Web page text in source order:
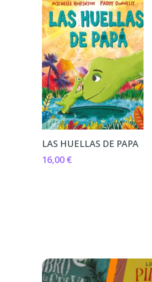
LAS HUELLAS DE PAPA
16,00 €